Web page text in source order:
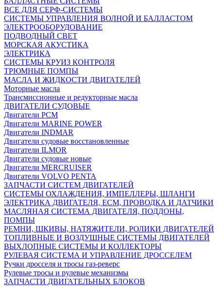
ВСЕ ДЛЯ СЕРФ-СИСТЕМЫ
СИСТЕМЫ УПРАВЛЕНИЯ ВОЛНОЙ И БАЛЛАСТОМ
ЭЛЕКТРООБОРУДОВАНИЕ
ПОДВОДНЫЙ СВЕТ
МОРСКАЯ АКУСТИКА
ЭЛЕКТРИКА
СИСТЕМЫ КРУИЗ КОНТРОЛЯ
ТРЮМНЫЕ ПОМПЫ
МАСЛА И ЖИДКОСТИ ДВИГАТЕЛЕЙ
Моторные масла
Трансмиссионные и редукторные масла
ДВИГАТЕЛИ СУДОВЫЕ
Двигатели PCM
Двигатели MARINE POWER
Двигатели INDMAR
Двигатели судовые восстановленные
Двигатели ILMOR
Двигатели судовые новые
Двигатели MERCRUISER
Двигатели VOLVO PENTA
ЗАПЧАСТИ СИСТЕМ ДВИГАТЕЛЕЙ
СИСТЕМЫ ОХЛАЖДЕНИЯ, ИМПЕЛЛЕРЫ, ШЛАНГИ
ЭЛЕКТРИКА ДВИГАТЕЛЯ, ECM, ПРОВОДКА И ДАТЧИКИ
МАСЛЯНАЯ СИСТЕМА ДВИГАТЕЛЯ, ПОДДОНЫ,
ПОМПЫ
РЕМНИ, ШКИВЫ, НАТЯЖИТЕЛИ, РОЛИКИ ДВИГАТЕЛЕЙ
ТОПЛИВНЫЕ И ВОЗДУШНЫЕ СИСТЕМЫ ДВИГАТЕЛЕЙ
ВЫХЛОПНЫЕ СИСТЕМЫ И КОЛЛЕКТОРЫ
РУЛЕВАЯ СИСТЕМА И УПРАВЛЕНИЕ ДРОССЕЛЕМ
Ручки дросселя и тросы газ-реверс
Рулевые тросы и рулевые механизмы
ЗАПЧАСТИ ДВИГАТЕЛЬНЫХ БЛОКОВ